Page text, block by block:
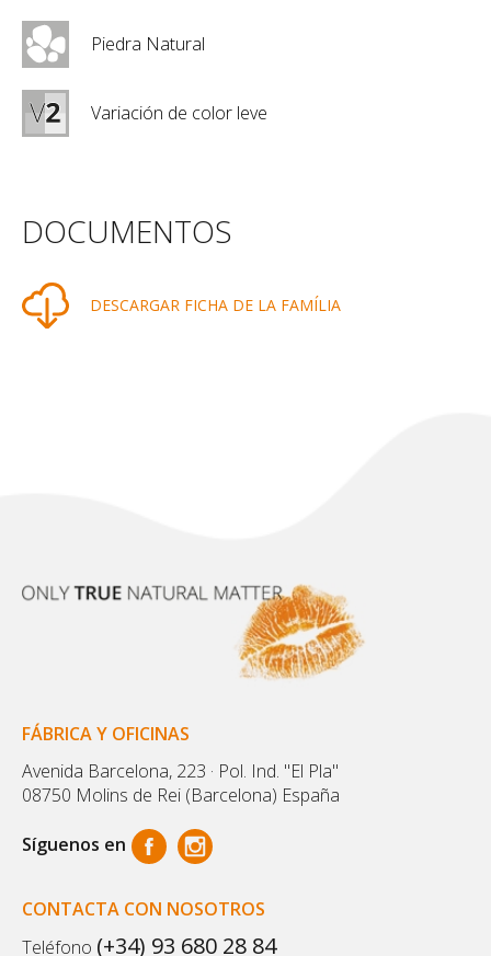
Piedra Natural
Variación de color leve
DOCUMENTOS
DESCARGAR FICHA DE LA FAMÍLIA
FÁBRICA Y OFICINAS
Avenida Barcelona, 223 · Pol. Ind. "El Pla"
08750 Molins de Rei (Barcelona) España
Síguenos en
CONTACTA CON NOSOTROS
Teléfono (+34) 93 680 28 84